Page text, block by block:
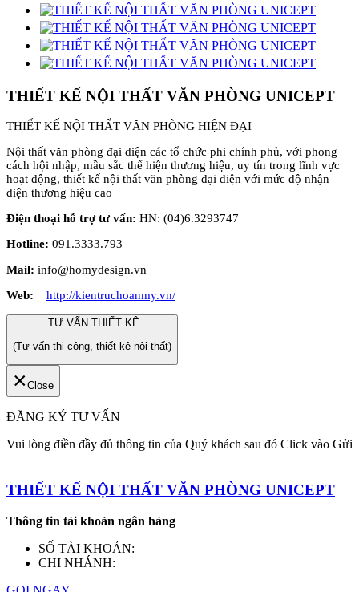
THIẾT KẾ NỘI THẤT VĂN PHÒNG UNICEPT
THIẾT KẾ NỘI THẤT VĂN PHÒNG HIỆN ĐẠI
Nội thất văn phòng đại diện các tổ chức phi chính phủ, với phong
cách hội nhập, mầu sắc thể hiện thương hiệu, uy tín trong lĩnh vực
hoạt động, thiết kế nội thất văn phòng đại diện với mức độ nhận
diện thương hiệu cao
Điện thoại hỗ trợ tư vấn: HN: (04)6.3293747
Hotline: 091.3333.793
Mail: info@homydesign.vn
Web:
http://kientruchoanmy.vn/
TƯ VẤN THIẾT KÊ
(Tư vấn thi công, thiết kê nội thất)
×Close
ĐĂNG KÝ TƯ VẤN
Vui lòng điền đầy đủ thông tin của Quý khách sau đó Click vào Gửi
THIẾT KẾ NỘI THẤT VĂN PHÒNG UNICEPT
Thông tin tài khoản ngân hàng
SỐ TÀI KHOẢN:
CHI NHÁNH: